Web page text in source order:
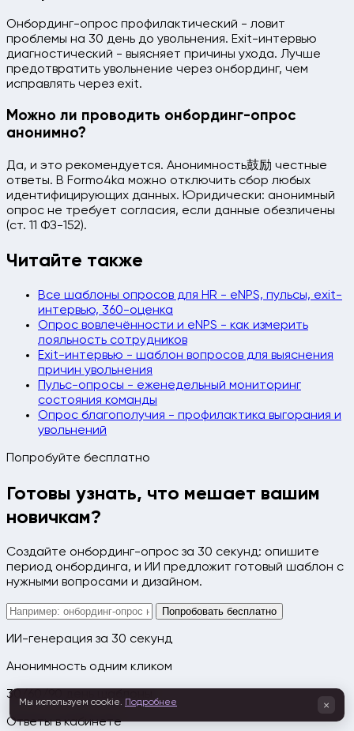
Онбординг-опрос профилактический - ловит
проблемы на 30 день до увольнения. Exit-интервью
диагностический - выясняет причины ухода. Лучше
предотвратить увольнение через онбординг, чем
исправлять через exit.
Можно ли проводить онбординг-опрос
анонимно?
Да, и это рекомендуется. Анонимность鼓励 честные
ответы. В Formo4ka можно отключить сбор любых
идентифицирующих данных. Юридически: анонимный
опрос не требует согласия, если данные обезличены
(ст. 11 ФЗ-152).
Читайте также
Все шаблоны опросов для HR - eNPS, пульсы, exit-
интервью, 360-оценка
Опрос вовлечённости и eNPS - как измерить
лояльность сотрудников
Exit-интервью - шаблон вопросов для выяснения
причин увольнения
Пульс-опросы - еженедельный мониторинг
состояния команды
Опрос благополучия - профилактика выгорания и
увольнений
Попробуйте бесплатно
Готовы узнать, что мешает вашим
новичкам?
Создайте онбординг-опрос за 30 секунд: опишите
период онбординга, и ИИ предложит готовый шаблон с
нужными вопросами и дизайном.
Попробовать бесплатно
ИИ-генерация за 30 секунд
Анонимность одним кликом
30/60/90 день шаблоны
Ответы в кабинете
Мы используем cookie. Подробнее ×